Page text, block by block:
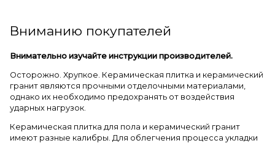
Вниманию покупателей
Внимательно изучайте инструкции производителей.
Осторожно. Хрупкое. Керамическая плитка и керамический
гранит являются прочными отделочными материалами,
однако их необходимо предохранять от воздействия
ударных нагрузок.
Керамическая плитка для пола и керамический гранит
имеют разные калибры. Для облегчения процесса укладки